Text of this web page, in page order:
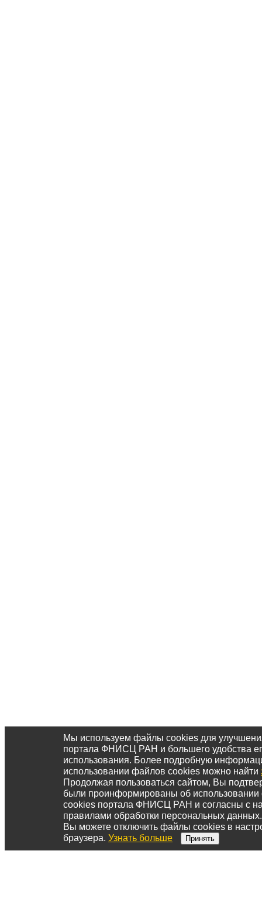
Мы используем файлы cookies для
портала ФНИСЦ РАН и большего удобства
использования. Более подробную
использовании файлов cookies можно найти
Продолжая пользоваться сайтом, Вы
были проинформированы об
cookies портала ФНИСЦ РАН и согласны с
правилами обработки персональных данных.
Вы можете отключить файлы cookies в
браузера. Узнать больше Принять